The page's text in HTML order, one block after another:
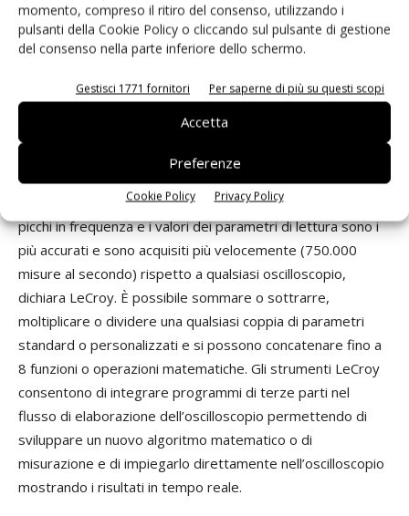
momento, compreso il ritiro del consenso, utilizzando i
pulsanti della Cookie Policy o cliccando sul pulsante di gestione
del consenso nella parte inferiore dello schermo.
Gestisci 1771 fornitori Per saperne di più su questi scopi
Accetta
Preferenze
Cookie Policy Privacy Policy
potenzialità di analisi con funzioni matematiche, grafici nel
dominio del tempo e della frequenza, analisi statistiche,
test sulle maschere assieme a nuovi metodi di operare che
consentono di ottenere risposte in modo ancora più
veloce. L’opzioneWMZi-Spectrum, recentemente
introdotta, consente analisi nel dominio della frequenza
quali la densità spettrale di potenza, emulando
esattamente la funzione di un analizzatore di spettro. Una
tabella visualizza i valori di frequenza ed ampiezza dei
picchi in frequenza e i valori dei parametri di lettura sono i
più accurati e sono acquisiti più velocemente (750.000
misure al secondo) rispetto a qualsiasi oscilloscopio,
dichiara LeCroy. È possibile sommare o sottrarre,
moltiplicare o dividere una qualsiasi coppia di parametri
standard o personalizzati e si possono concatenare fino a
8 funzioni o operazioni matematiche. Gli strumenti LeCroy
consentono di integrare programmi di terze parti nel
flusso di elaborazione dell’oscilloscopio permettendo di
sviluppare un nuovo algoritmo matematico o di
misurazione e di impiegarlo direttamente nell’oscilloscopio
mostrando i risultati in tempo reale.